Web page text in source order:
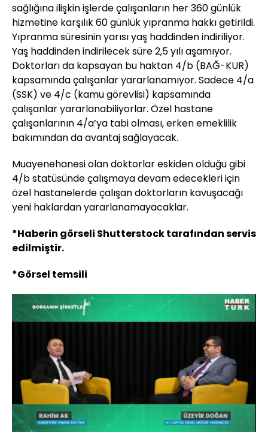
sağlığına ilişkin işlerde çalışanların her 360 günlük
hizmetine karşılık 60 günlük yıpranma hakkı getirildi.
Yıpranma süresinin yarısı yaş haddinden indiriliyor.
Yaş haddinden indirilecek süre 2,5 yılı aşamıyor.
Doktorları da kapsayan bu haktan 4/b (BAĞ-KUR)
kapsamında çalışanlar yararlanamıyor. Sadece 4/a
(SSK) ve 4/c (kamu görevlisi) kapsamında
çalışanlar yararlanabiliyorlar. Özel hastane
çalışanlarının 4/a’ya tabi olması, erken emeklilik
bakımından da avantaj sağlayacak.
Muayenehanesi olan doktorlar eskiden olduğu gibi
4/b statüsünde çalışmaya devam edecekleri için
özel hastanelerde çalışan doktorların kavuşacağı
yeni haklardan yararlanamayacaklar.
*Haberin görseli Shutterstock tarafından servis
edilmiştir.
*Görsel temsili
Sesi
Aç
Yüklendi
1.91%
Oynatma
Hızı